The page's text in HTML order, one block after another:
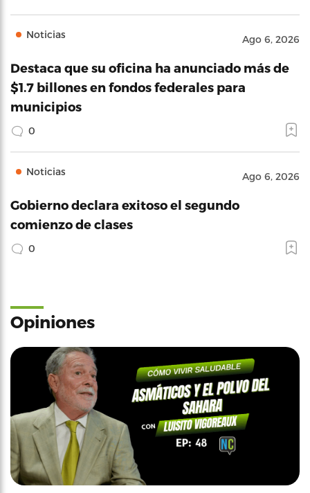
Noticias Ago 6, 2026
Destaca que su oficina ha anunciado más de
$1.7 billones en fondos federales para
municipios
0
Noticias Ago 6, 2026
Gobierno declara exitoso el segundo
comienzo de clases
0
Opiniones